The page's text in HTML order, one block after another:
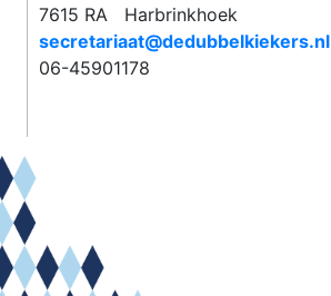
7615 RA Harbrinkhoek
secretariaat@dedubbelkiekers.nl
06-45901178